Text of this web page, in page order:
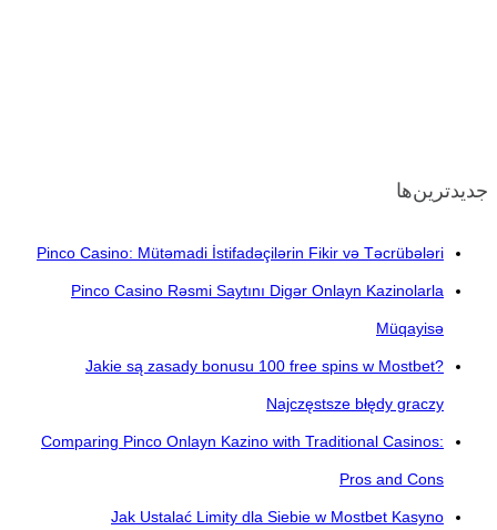
جدیدترین‌ها
Pinco Casino: Mütəmadi İstifadəçilərin Fikir və Təcrübələri
Pinco Casino Rəsmi Saytını Digər Onlayn Kazinolarla
Müqayisə
Jakie są zasady bonusu 100 free spins w Mostbet?
Najczęstsze błędy graczy
Comparing Pinco Onlayn Kazino with Traditional Casinos:
Pros and Cons
Jak Ustalać Limity dla Siebie w Mostbet Kasyno